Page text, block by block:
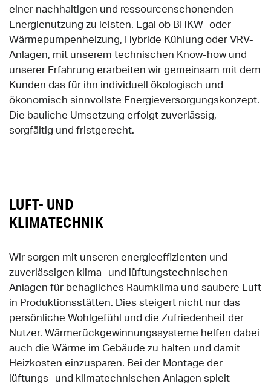
einer nachhaltigen und ressourcenschonenden
Energienutzung zu leisten. Egal ob BHKW- oder
Wärmepumpenheizung, Hybride Kühlung oder VRV-
Anlagen, mit unserem technischen Know-how und
unserer Erfahrung erarbeiten wir gemeinsam mit dem
Kunden das für ihn individuell ökologisch und
ökonomisch sinnvollste Energieversorgungskonzept.
Die bauliche Umsetzung erfolgt zuverlässig,
sorgfältig und fristgerecht.
LUFT- UND
KLIMATECHNIK
Wir sorgen mit unseren energieeffizienten und
zuverlässigen klima- und lüftungstechnischen
Anlagen für behagliches Raumklima und saubere Luft
in Produktionsstätten. Dies steigert nicht nur das
persönliche Wohlgefühl und die Zufriedenheit der
Nutzer. Wärmerückgewinnungssysteme helfen dabei
auch die Wärme im Gebäude zu halten und damit
Heizkosten einzusparen. Bei der Montage der
lüftungs- und klimatechnischen Anlagen spielt